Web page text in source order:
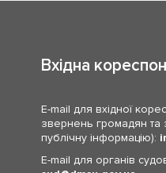
Вхідна
E-mail для вхідної
звернень громадян та
публічну інформацію):
E-mail для органів